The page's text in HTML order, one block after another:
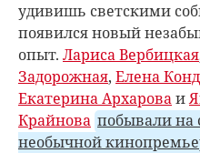
удивишь светскими
появился новый
опыт. Лариса Вербицкая
Задорожная, Елена
Екатерина Архароваи
Крайнова побывали на
необычной